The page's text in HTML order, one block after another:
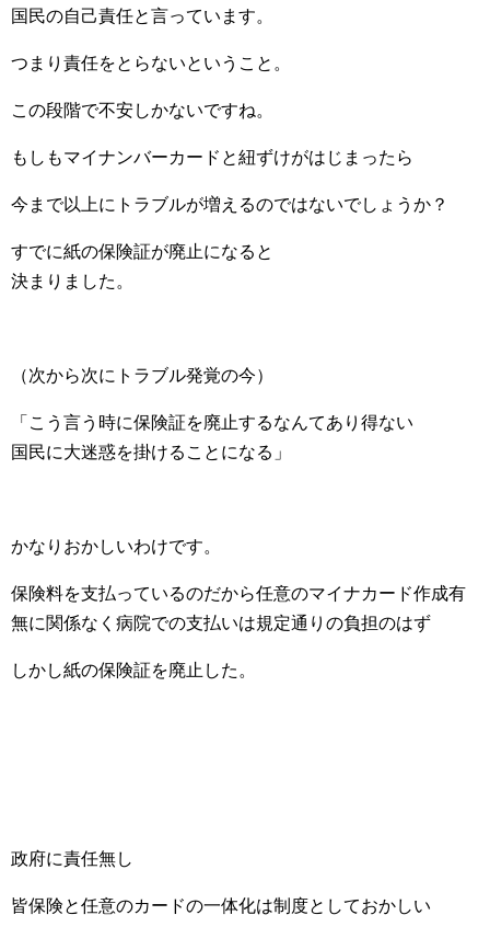
国民の自己責任と言っています。
つまり責任をとらないということ。
この段階で不安しかないですね。
もしもマイナンバーカードと紐ずけがはじまったら
今まで以上にトラブルが増えるのではないでしょうか？
すでに紙の保険証が廃止になると
決まりました。
（次から次にトラブル発覚の今）
「こう言う時に保険証を廃止するなんてあり得ない
国民に大迷惑を掛けることになる」
かなりおかしいわけです。
保険料を支払っているのだから任意のマイナカード作成有
無に関係なく病院での支払いは規定通りの負担のはず
しかし紙の保険証を廃止した。
政府に責任無し
皆保険と任意のカードの一体化は制度としておかしい